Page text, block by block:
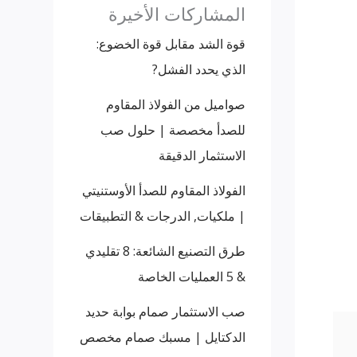
المشاركات الأخيرة
قوة الشد مقابل قوة الخضوع:
الذي يحدد الفشل?
صواميل من الفولاذ المقاوم
للصدأ مخصصة | حلول صب
الاستثمار الدقيقة
الفولاذ المقاوم للصدأ الأوستنيتي
| ملكيات, الدرجات & التطبيقات
طرق التصنيع الشائعة: 8 تقليدي
& 5 العمليات الخاصة
صب الاستثمار صمام بوابة حديد
الدكتايل | مسبك صمام مخصص